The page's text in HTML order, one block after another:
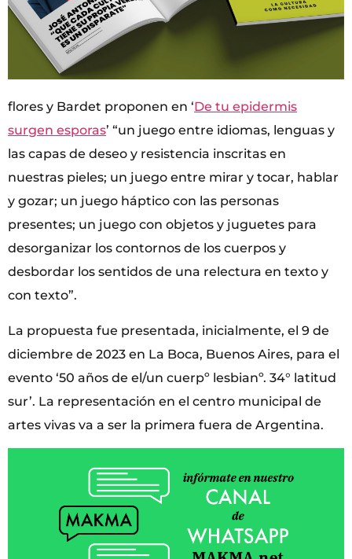
flores y Bardet proponen en ‘De tu epidermis
surgen esporas’ “un juego entre idiomas, lenguas y
las capas de deseo y resistencia inscritas en
nuestras pieles; un juego entre mirar y tocar, hablar
y gozar; un juego háptico con las personas
presentes; un juego con objetos y juguetes para
desorganizar los contornos de los cuerpos y
desbordar los sentidos de una relectura en texto y
con texto”.
La propuesta fue presentada, inicialmente, el 9 de
diciembre de 2023 en La Boca, Buenos Aires, para el
evento ‘50 años de el/un cuerpº lesbianº. 34° latitud
sur’. La representación en el centro municipal de
artes vivas va a ser la primera fuera de Argentina.